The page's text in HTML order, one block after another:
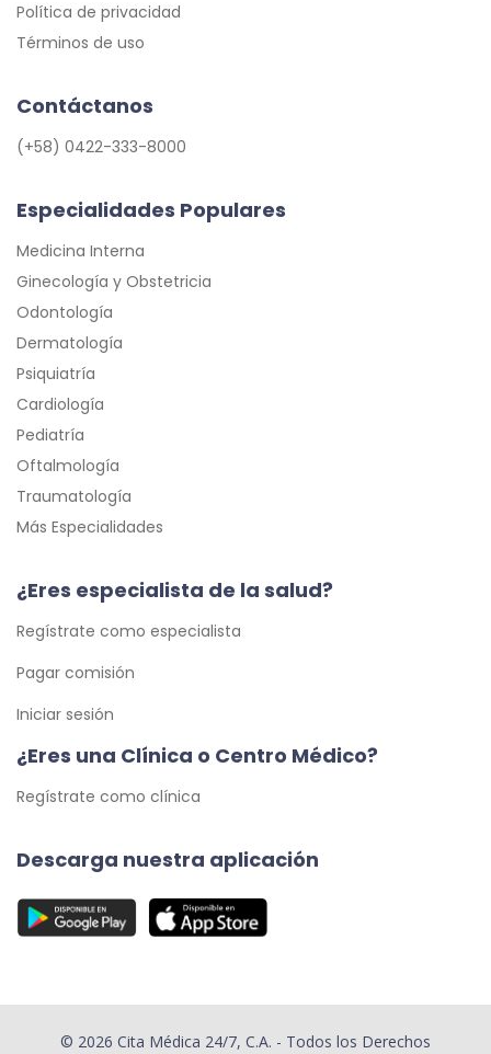
Política de privacidad
Términos de uso
Contáctanos
(+58) 0422-333-8000
Especialidades Populares
Medicina Interna
Ginecología y Obstetricia
Odontología
Dermatología
Psiquiatría
Cardiología
Pediatría
Oftalmología
Traumatología
Más Especialidades
¿Eres especialista de la salud?
Regístrate como especialista
Pagar comisión
Iniciar sesión
¿Eres una Clínica o Centro Médico?
Regístrate como clínica
Descarga nuestra aplicación
© 2026 Cita Médica 24/7, C.A. - Todos los Derechos